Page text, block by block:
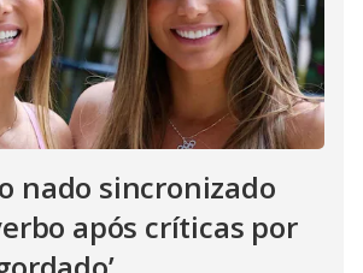
nado sincronizado
após críticas por